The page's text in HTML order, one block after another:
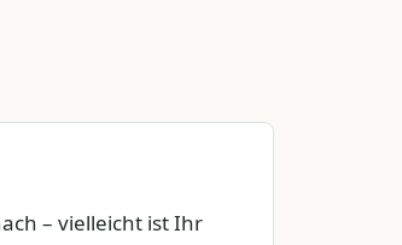
– vielleicht ist Ihr